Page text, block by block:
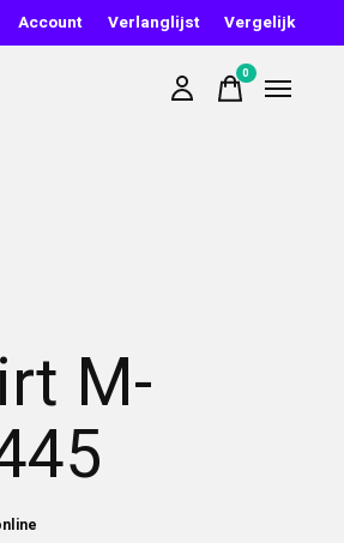
Account Verlanglijst Vergelijk
0items
M-